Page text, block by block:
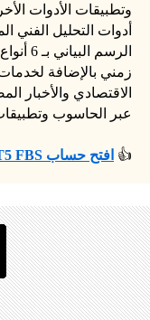
وتطبيقات الأدوات
زمني بالإضافة
الاقتصادي والأخبار
عبر الحاسوب
👍 افتح حساب MT5 FBS